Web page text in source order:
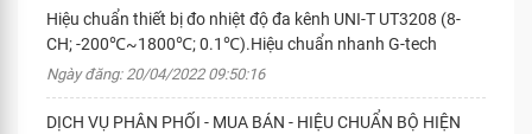
Hiệu chuẩn thiết bị đo nhiệt độ đa kênh UNI-T UT3208 (8-
CH; -200℃~1800℃; 0.1℃).Hiệu chuẩn nhanh G-tech
Ngày đăng: 20/04/2022 09:50:16
DỊCH VỤ PHÂN PHỐI - MUA BÁN - HIỆU CHUẨN BỘ HIỆN